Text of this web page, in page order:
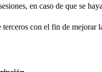
en caso de que se
con el fin de